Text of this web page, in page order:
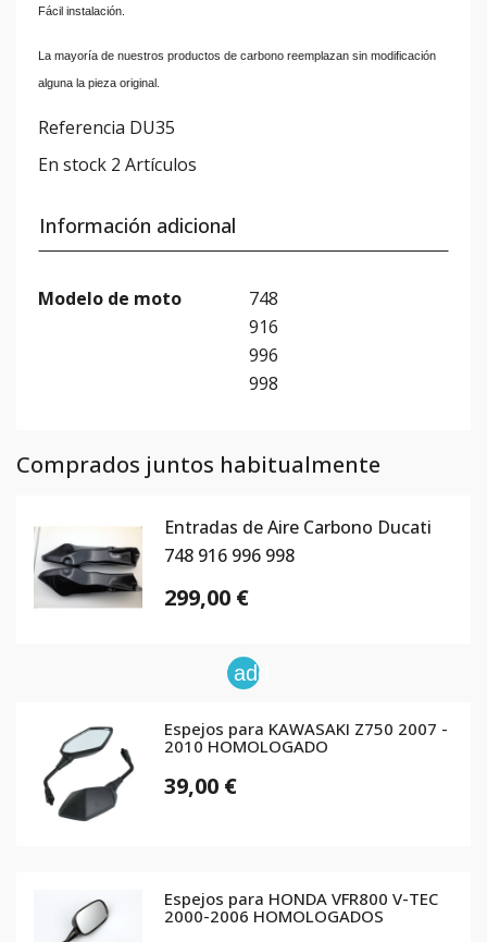
Fácil instalación.
La mayoría de nuestros productos de carbono reemplazan sin modificación
alguna la pieza original.
Referencia DU35
En stock 2 Artículos
Información adicional
Modelo de moto
748
916
996
998
Comprados juntos habitualmente
Entradas de Aire Carbono Ducati
748 916 996 998
299,00 €
add
Espejos para KAWASAKI Z750 2007 -
2010 HOMOLOGADO
39,00 €
Espejos para HONDA VFR800 V-TEC
2000-2006 HOMOLOGADOS